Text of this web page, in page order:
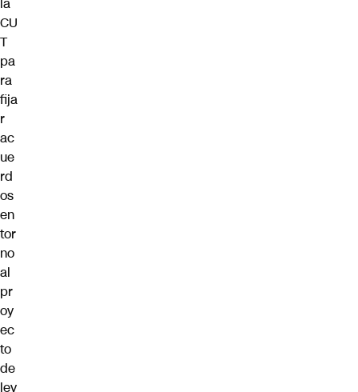
CU
T
pa
ra
fija
r
ac
ue
rd
os
en
tor
no
al
pr
oy
ec
to
de
ley